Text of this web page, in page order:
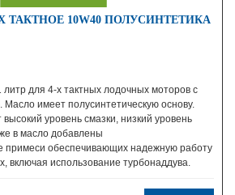
ТАКТНОЕ 10W40 ПОЛУСИНТЕТИКА
для 4-х тактных лодочных моторов с
имеет полусинтетическую основу.
уровень смазки, низкий уровень
в масло добавлены
примеси обеспечивающих надежную работу
включая использование турбонаддува.